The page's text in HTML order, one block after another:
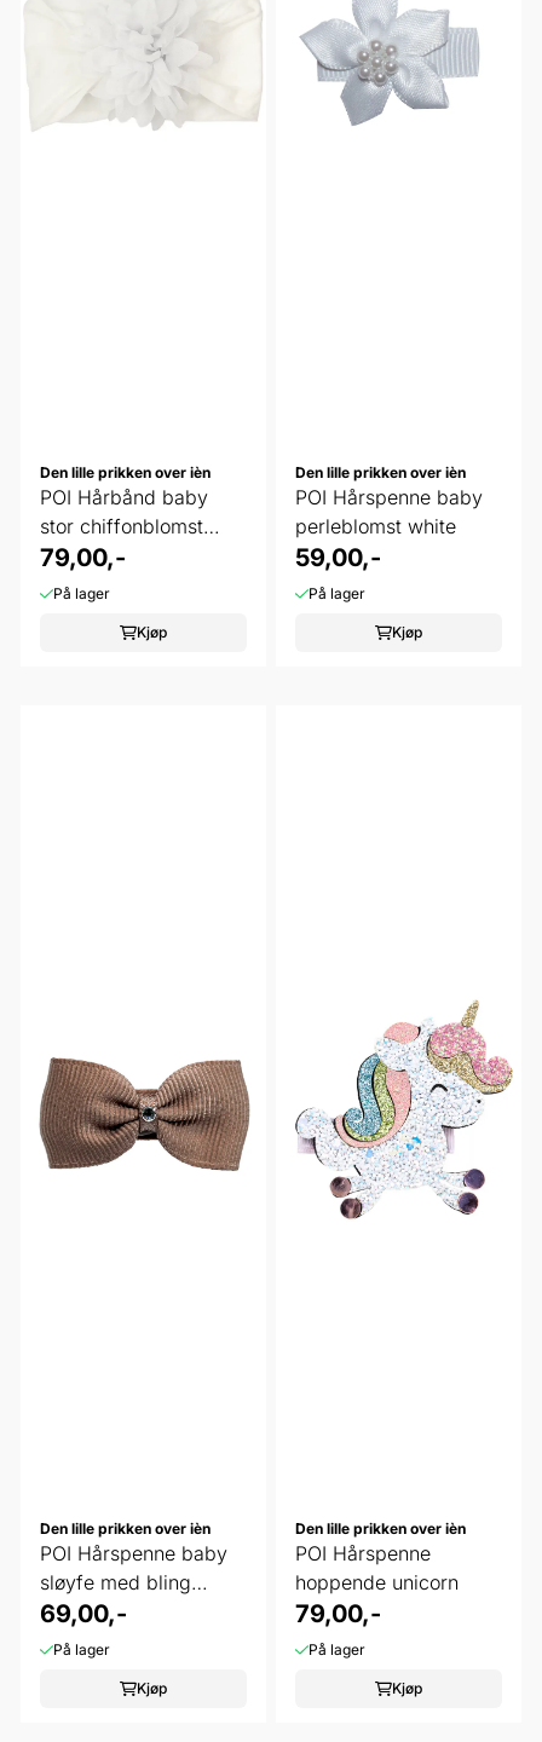
Den lille prikken over ièn
POI Hårbånd baby
stor chiffonblomst
white
79,00,-
På lager
Kjøp
Den lille prikken over ièn
POI Hårspenne baby
perleblomst white
59,00,-
På lager
Kjøp
Den lille prikken over ièn
POI Hårspenne baby
sløyfe med bling
ginger snap
69,00,-
På lager
Kjøp
Den lille prikken over ièn
POI Hårspenne
hoppende unicorn
79,00,-
På lager
Kjøp